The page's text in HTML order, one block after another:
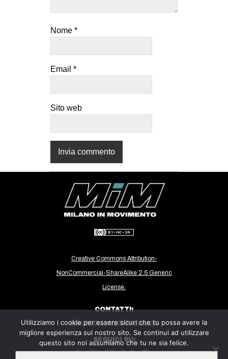
Nome *
Email *
Sito web
Creative Commons Attribution-
NonCommercial-ShareAlike 2.5 Generic
License.
CONTATTI:
milanoinmovimento@gmail.com
SEGUICI SU:
Utilizziamo i cookie per essere sicuri che tu possa avere la
migliore esperienza sul nostro sito. Se continui ad utilizzare
questo sito noi assumiamo che tu ne sia felice.